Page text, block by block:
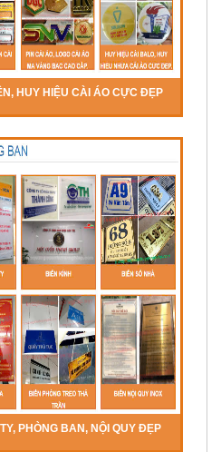
HUY HIỆU CÀI ÁO CỰC ĐẸP
PHÒNG BAN, NỘI QUY ĐẸP